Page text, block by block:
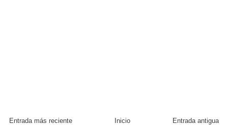
Entrada más reciente Entrada antigua
Inicio